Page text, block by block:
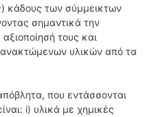
κάδους των σύμμεικτων
σημαντικά την
τους και
υλικών από τα
που εντάσσονται
i) υλικά με χημικές